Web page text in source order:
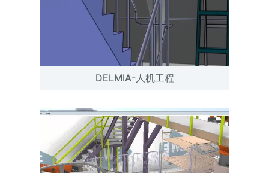
DELMIA-人机工程